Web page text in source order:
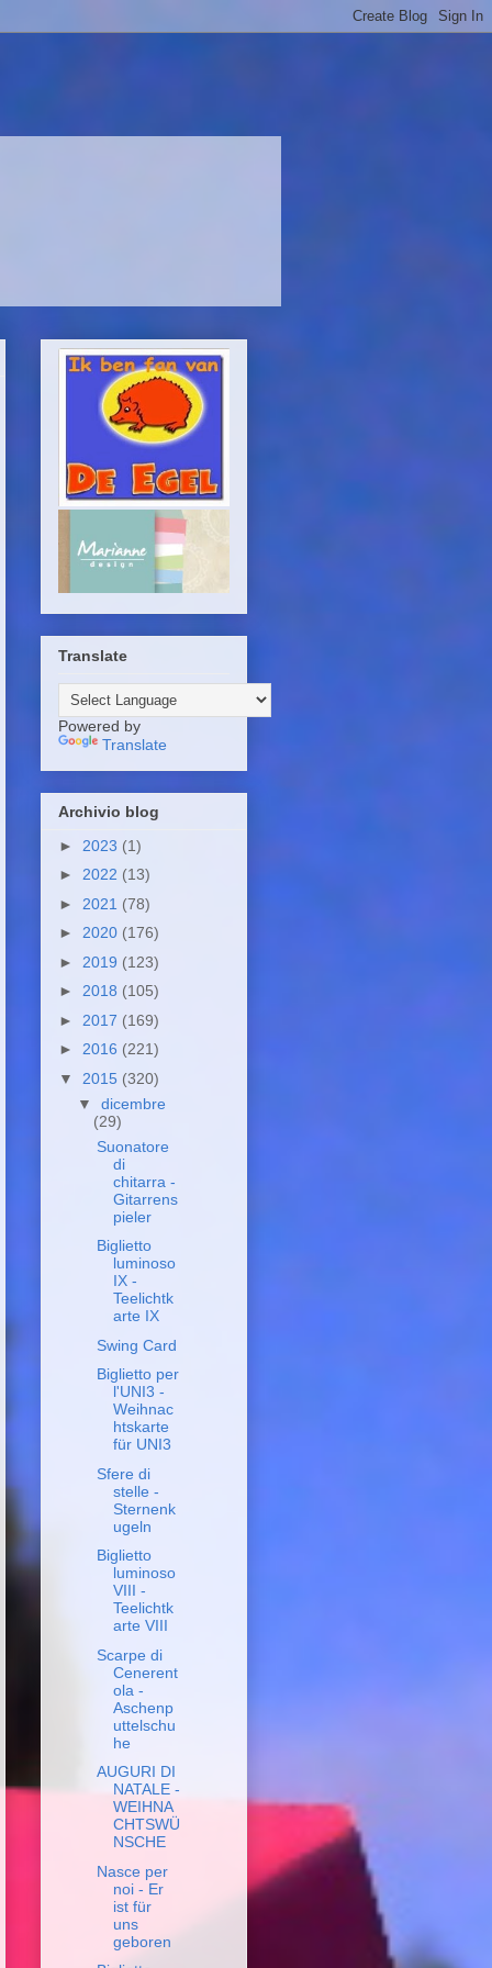
Translate
Powered by
Translate
Archivio blog
► 2023 (1)
► 2022 (13)
► 2021 (78)
► 2020 (176)
► 2019 (123)
► 2018 (105)
► 2017 (169)
► 2016 (221)
▼ 2015 (320)
▼ dicembre
(29)
Suonatore
di
chitarra -
Gitarrens
pieler
Biglietto
luminoso
IX -
Teelichtk
arte IX
Swing Card
Biglietto per
l'UNI3 -
Weihnac
htskarte
für UNI3
Sfere di
stelle -
Sternenk
ugeln
Biglietto
luminoso
VIII -
Teelichtk
arte VIII
Scarpe di
Cenerent
ola -
Aschenp
uttelschu
he
AUGURI DI
NATALE -
WEIHNA
CHTSWÜ
NSCHE
Nasce per
noi - Er
ist für
uns
geboren